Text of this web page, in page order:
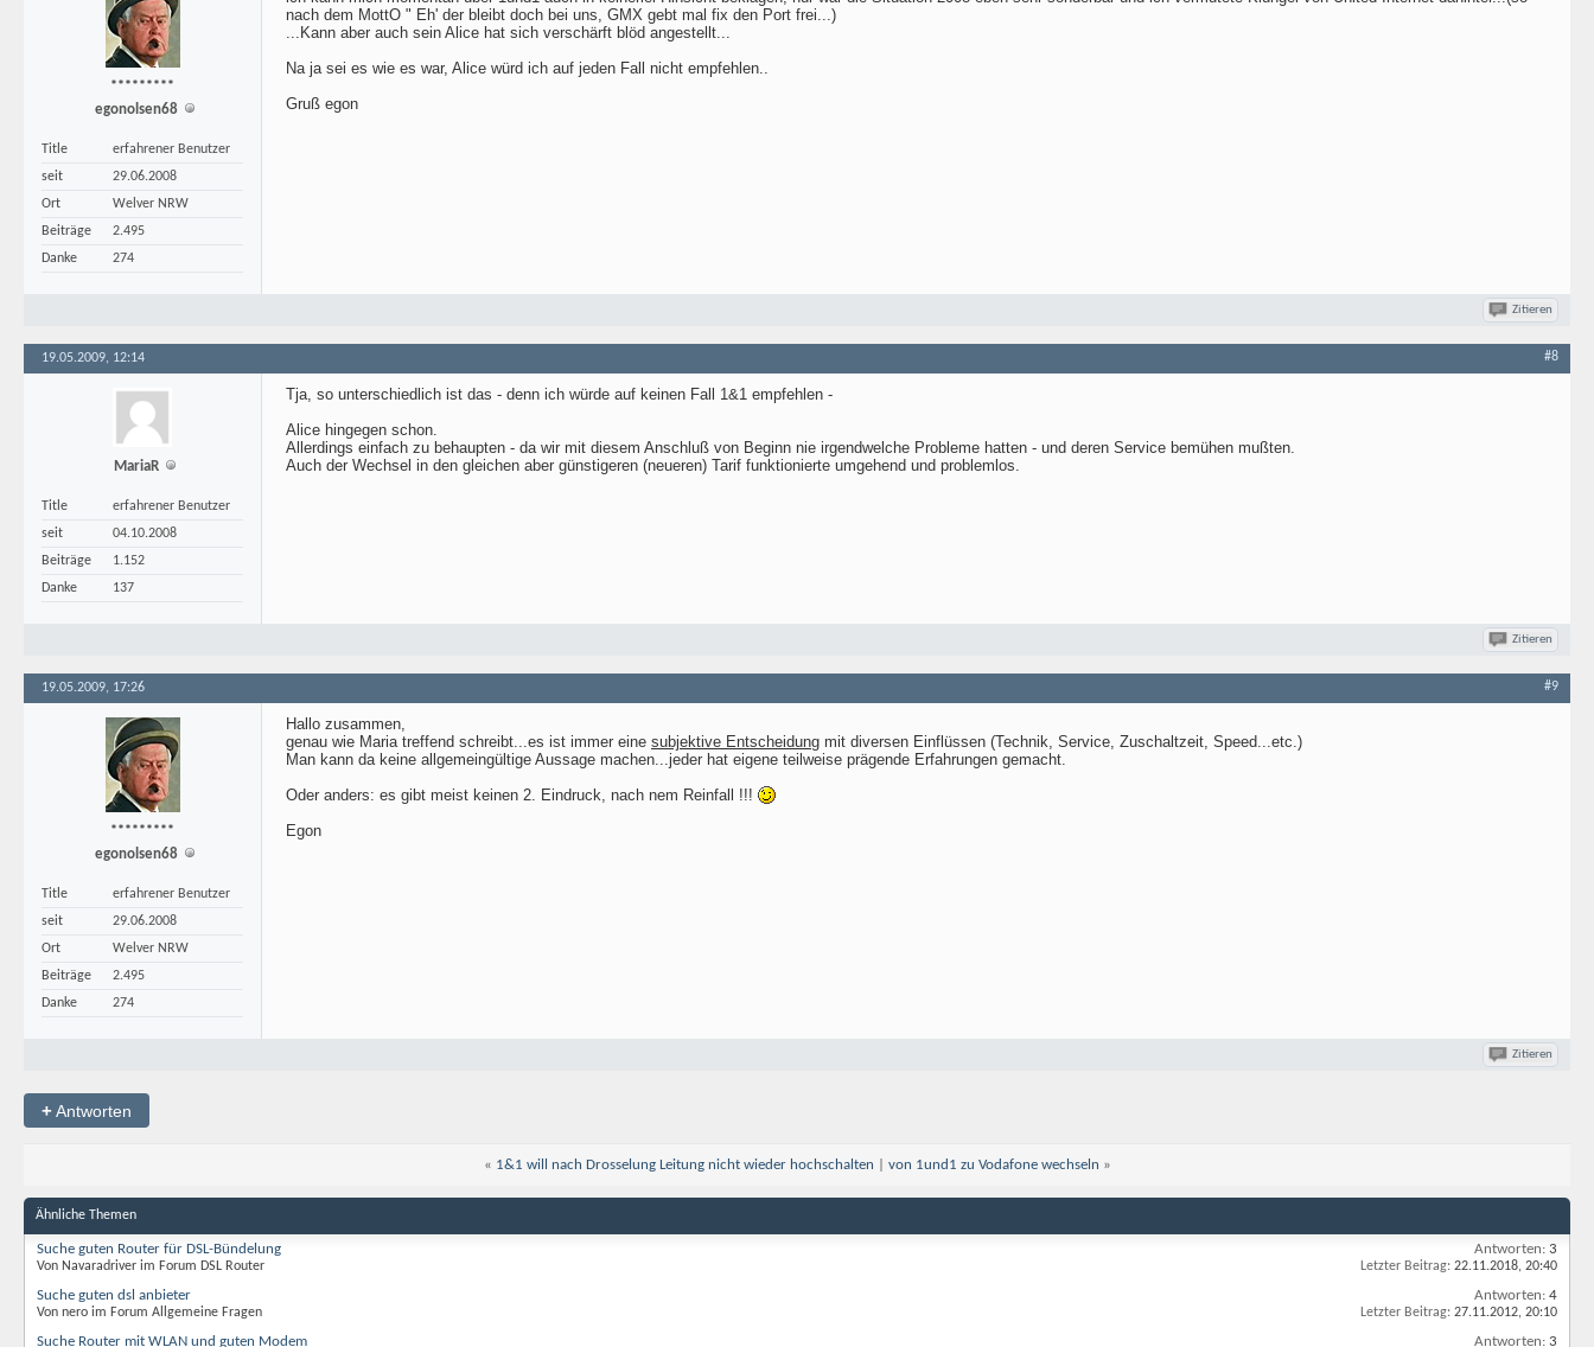
*********
egonolsen68
Title
erfahrener Benutzer
seit
29.06.2008
Ort
Welver NRW
Beiträge
2.495
Danke
274
nach dem MottO " Eh' der bleibt doch bei uns, GMX gebt mal fix den Port frei...)
...Kann aber auch sein Alice hat sich verschärft blöd angestellt...
Na ja sei es wie es war, Alice würd ich auf jeden Fall nicht empfehlen..
Gruß egon
Zitieren
19.05.2009, 12:14 #8
MariaR
Title
erfahrener Benutzer
seit
04.10.2008
Beiträge
1.152
Danke
137
Tja, so unterschiedlich ist das - denn ich würde auf keinen Fall 1&1 empfehlen -
Alice hingegen schon.
Allerdings einfach zu behaupten - da wir mit diesem Anschluß von Beginn nie irgendwelche Probleme hatten - und deren Service bemühen mußten.
Auch der Wechsel in den gleichen aber günstigeren (neueren) Tarif funktionierte umgehend und problemlos.
Zitieren
19.05.2009, 17:26 #9
*********
egonolsen68
Title
erfahrener Benutzer
seit
29.06.2008
Ort
Welver NRW
Beiträge
2.495
Danke
274
Hallo zusammen,
genau wie Maria treffend schreibt...es ist immer eine subjektive Entscheidung mit diversen Einflüssen (Technik, Service, Zuschaltzeit, Speed...etc.)
Man kann da keine allgemeingültige Aussage machen...jeder hat eigene teilweise prägende Erfahrungen gemacht.
Oder anders: es gibt meist keinen 2. Eindruck, nach nem Reinfall !!!
Egon
Zitieren
+Antworten
« 1&1 will nach Drosselung Leitung nicht wieder hochschalten von 1und1 zu Vodafone wechseln »
Ähnliche Themen
Suche guten Router für DSL-Bündelung
Von Navaradriver im Forum DSL Router
Antworten: 3
Letzter Beitrag: 22.11.2018, 20:40
Suche guten dsl anbieter
Von nero im Forum Allgemeine Fragen
Antworten: 4
Letzter Beitrag: 27.11.2012, 20:10
Suche Router mit WLAN und guten Modem Antworten: 3